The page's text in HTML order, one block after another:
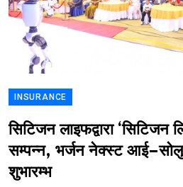
INSURANCE
सिटिजन लाइफद्वारा ‘सिटिजन
सम्पन्न, भर्जन नेक्स्ट
शुभारम्भ